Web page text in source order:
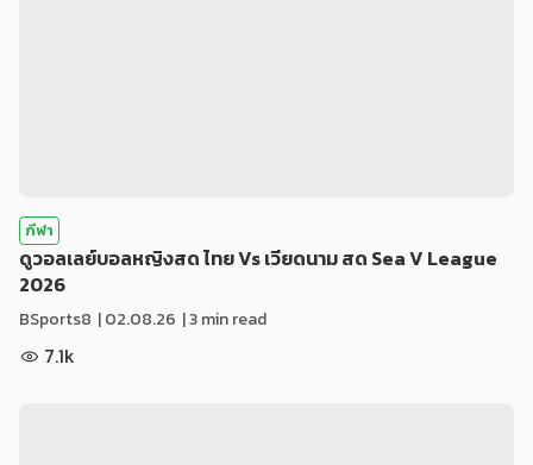
กีฬา
ดูวอลเลย์บอลหญิงสด ไทย Vs เวียดนาม สด Sea V League
2026
BSports8 |02.08.26 | 3 min read
7.1k